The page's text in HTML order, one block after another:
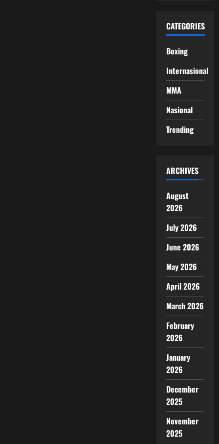
CATEGORIES
Boxing
Internasional
MMA
Nasional
Trending
ARCHIVES
August
2026
July 2026
June 2026
May 2026
April 2026
March 2026
February
2026
January
2026
December
2025
November
2025